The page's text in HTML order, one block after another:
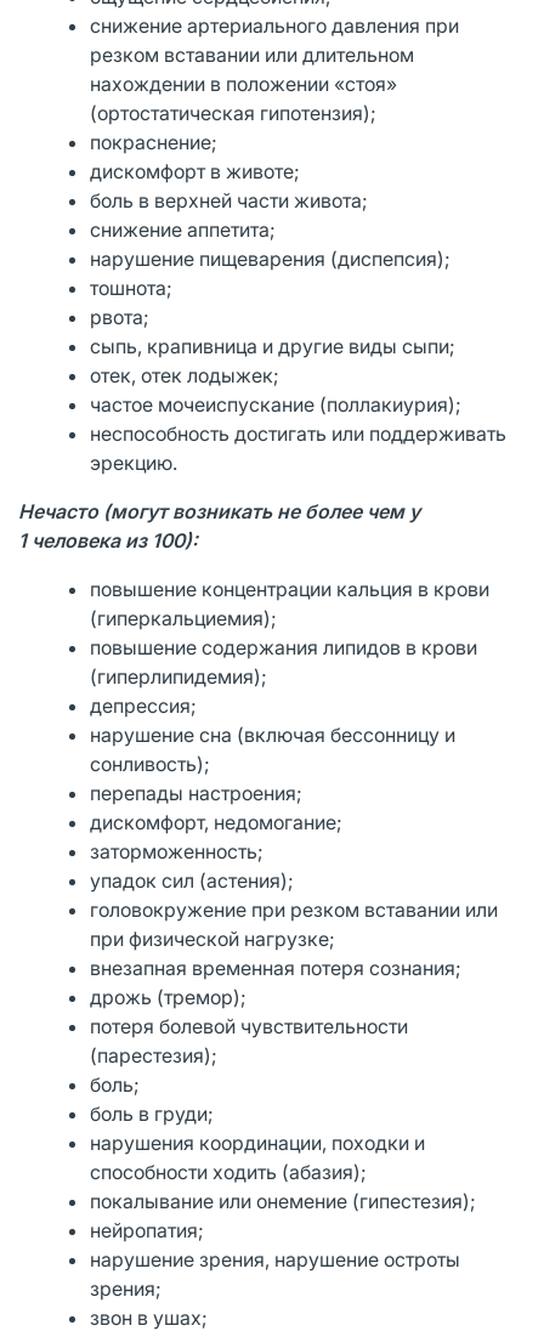
снижение артериального давления при
резком вставании или длительном
нахождении в положении «стоя»
(ортостатическая гипотензия);
покраснение;
дискомфорт в животе;
боль в верхней части живота;
снижение аппетита;
нарушение пищеварения (диспепсия);
тошнота;
рвота;
сыпь, крапивница и другие виды сыпи;
отек, отек лодыжек;
частое мочеиспускание (поллакиурия);
неспособность достигать или поддерживать
эрекцию.
Нечасто (могут возникать не более чем у
1 человека из 100):
повышение концентрации кальция в крови
(гиперкальциемия);
повышение содержания липидов в крови
(гиперлипидемия);
депрессия;
нарушение сна (включая бессонницу и
сонливость);
перепады настроения;
дискомфорт, недомогание;
заторможенность;
упадок сил (астения);
головокружение при резком вставании или
при физической нагрузке;
внезапная временная потеря сознания;
дрожь (тремор);
потеря болевой чувствительности
(парестезия);
боль;
боль в груди;
нарушения координации, походки и
способности ходить (абазия);
покалывание или онемение (гипестезия);
нейропатия;
нарушение зрения, нарушение остроты
зрения;
звон в ушах;